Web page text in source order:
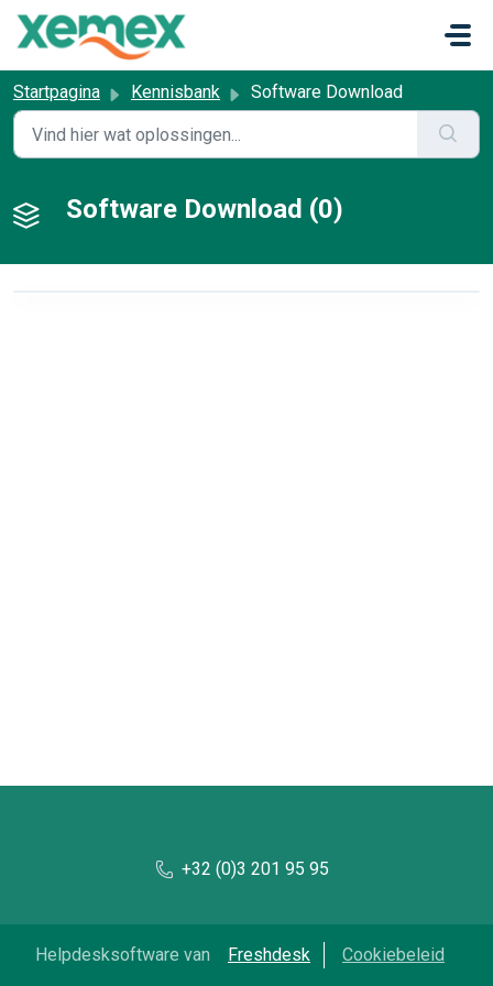
Doorgaan naar hoofdinhoud
Startpagina Kennisbank Software Download
Software Download (0)
+32 (0)3 201 95 95
Helpdesksoftware van Freshdesk Cookiebeleid